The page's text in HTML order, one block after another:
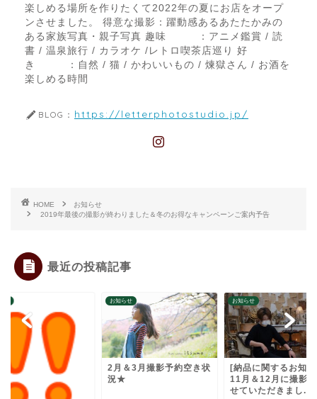
楽しめる場所を作りたくて2022年の夏にお店をオープ
ンさせました。 得意な撮影：躍動感あるあたたかみの
ある家族写真・親子写真 趣味 ：アニメ鑑賞 / 読
書 / 温泉旅行 / カラオケ /レトロ喫茶店巡り 好
き ：自然 / 猫 / かわいいもの / 煉獄さん / お酒を
楽しめる時間
BLOG： https://letterphotostudio.jp/
HOME
お知らせ
2019年最後の撮影が終わりました＆冬のお得なキャンペーンご案内予告
最近の投稿記事
3月撮影予約空き状
お知らせ
[納品に関するお知らせ]
11月＆12月に撮影をさ
お知らせ